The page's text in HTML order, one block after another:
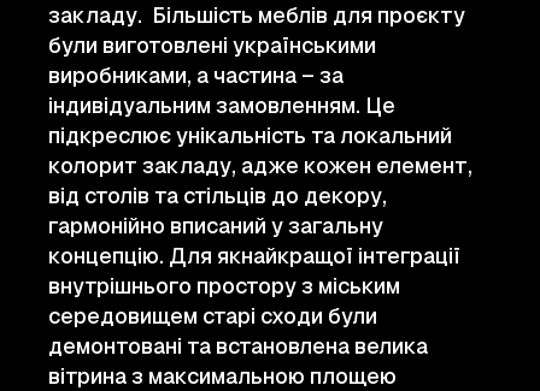
закладу. Більшість меблів для проєкту
були виготовлені українськими
виробниками, а частина – за
індивідуальним замовленням. Це
підкреслює унікальність та локальний
колорит закладу, адже кожен елемент,
від столів та стільців до декору,
гармонійно вписаний у загальну
концепцію. Для якнайкращої інтеграції
внутрішнього простору з міським
середовищем старі сходи були
демонтовані та встановлена велика
вітрина з максимальною площею